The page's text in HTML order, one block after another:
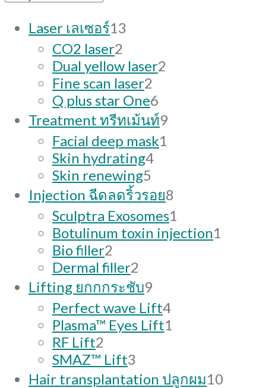
Laser เลเซอร์13
CO2 laser2
products
Dual yellow laser2
Fine scan laser2
products
Q plus star One6
products
Treatment ทรีทเม้นท์99
Facial deep mask1
Skin hydrating44
Skin renewing5
products
Injection ฉีดลดริ้วรอย8
products
Sculptra Exosomes1
product
Botulinum toxin injection1
Bio filler2
products
Dermal filler2
products
Lifting ยกกกระชับ99
products
Perfect wave Lift44
Plasma™ Eyes Lift1
RF Lift2
products
SMAZ™ Lift3
products
Hair transplantation ปลูกผม1010